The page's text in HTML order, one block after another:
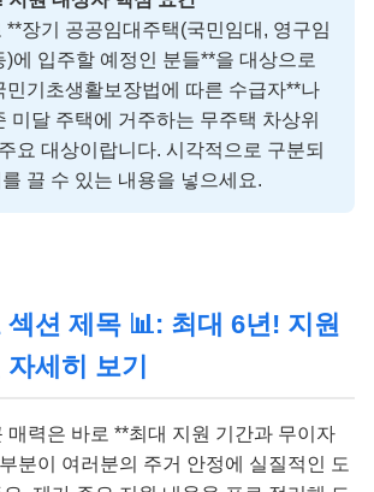
**장기 공공임대주택(국민임대, 영구임
)에 입주할 예정인 분들**을 대상으로
민기초생활보장법에 따른 수급자**나
미달 주택에 거주하는 무주택 차상위
요 대상이랍니다. 시각적으로 구분되
끌 수 있는 내용을 넣으세요.
섹션 제목 📊: 최대 6년! 지원
세히 보기
매력은 바로 **최대 지원 기간과 무이자
분이 여러분의 주거 안정에 실질적인 도